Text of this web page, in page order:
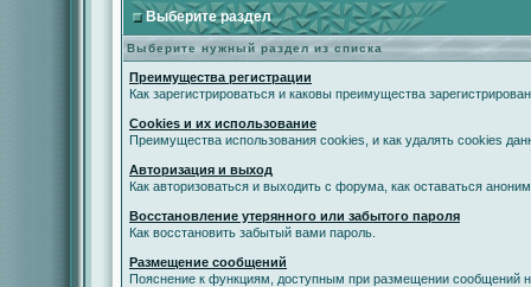
Выберите раздел
Выберите нужный раздел из списка
Преимущества регистрации
Как зарегистрироваться и каковы преимущества
Cookies и их использование
Преимущества использования cookies, и как удалять cookies
Авторизация и выход
Как авторизоваться и выходить с форума, как оставаться
Восстановление утерянного или забытого пароля
Как восстановить забытый вами пароль.
Размещение сообщений
Пояснение к функциям, доступным при размещении сообщений